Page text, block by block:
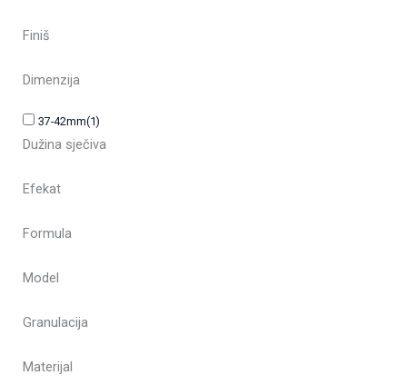
Finiš
Dimenzija
37-42mm(1)
Dužina sječiva
Efekat
Formula
Model
Granulacija
Materijal